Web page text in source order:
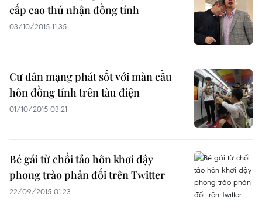
cấp cao thú nhận đồng tính
03/10/2015 11:35
Cư dân mạng phát sốt với màn cầu
hôn đồng tính trên tàu điện
01/10/2015 03:21
Bé gái ​từ chối tảo hôn khơi dậy
phong trào phản đối trên Twitter
22/09/2015 01:23